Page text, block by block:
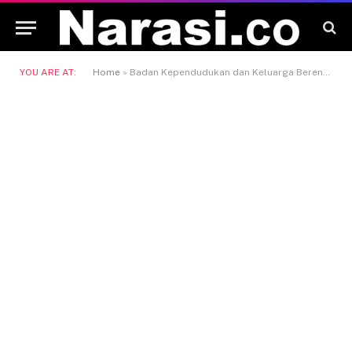
YOU ARE AT: Home » Badan Kependudukan dan Keluarga Berencana Nasional (BKKBN)